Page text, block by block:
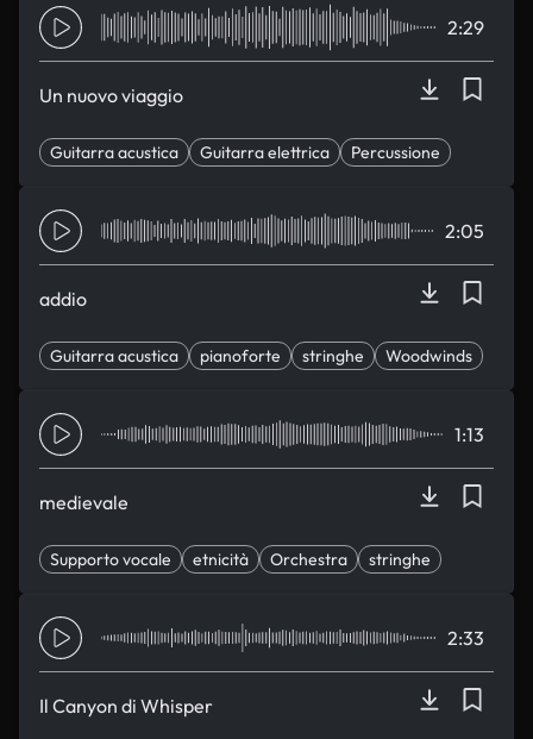
Un nuovo viaggio
2:29
Guitarra acustica Guitarra elettrica
Percussione
addio
2:05
Guitarra acustica pianoforte stringhe
Woodwinds
medievale
1:13
Supporto vocale etnicità Orchestra
stringhe
Il Canyon di Whisper
2:33